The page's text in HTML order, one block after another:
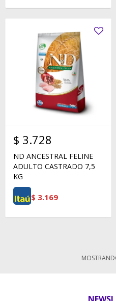
$ 3.728
ND ANCESTRAL FELINE
ADULTO CASTRADO 7,5
KG
$ 3.169